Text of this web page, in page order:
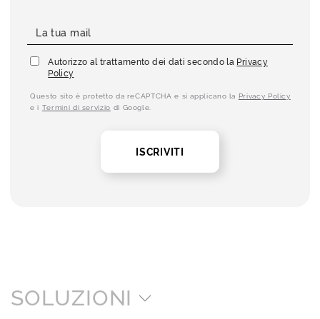
Autorizzo al trattamento dei dati secondo la Privacy
Policy
Questo sito è protetto da reCAPTCHA e si applicano la Privacy Policy
e i Termini di servizio di Google.
ISCRIVITI
SOLUZIONI